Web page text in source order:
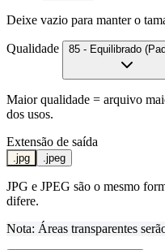
Deixe vazio para manter o
Qualidade 85 - Equilibrado
Maior qualidade = arquivo
dos usos.
Extensão de saída
.jpg .jpeg
JPG e JPEG são o mesmo
difere.
Nota: Áreas transparentes